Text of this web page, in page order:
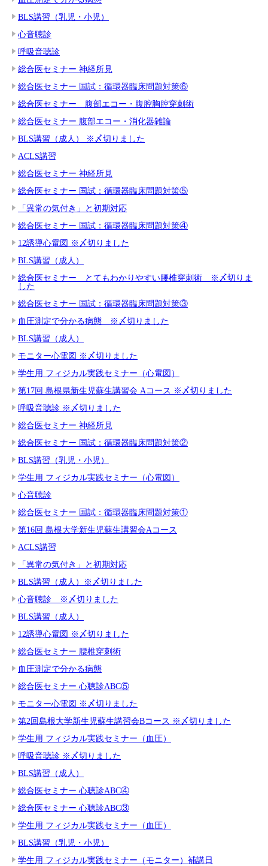
BLS講習（乳児・小児）
心音聴診
呼吸音聴診
総合医セミナー 神経所見
総合医セミナー 国試：循環器臨床問題対策⑥
総合医セミナー 腹部エコー・腹腔胸腔穿刺術
総合医セミナー 腹部エコー・消化器雑論
BLS講習（成人） ※〆切りました
ACLS講習
総合医セミナー 神経所見
総合医セミナー 国試：循環器臨床問題対策⑤
「異常の気付き」と初期対応
総合医セミナー 国試：循環器臨床問題対策④
12誘導心電図 ※〆切りました
BLS講習（成人）
総合医セミナー とてもわかりやすい腰椎穿刺術 ※〆切りま
した
総合医セミナー 国試：循環器臨床問題対策③
血圧測定で分かる病態 ※〆切りました
BLS講習（成人）
モニター心電図 ※〆切りました
学生用 フィジカル実践セミナー（心電図）
第17回 島根県新生児蘇生講習会 Aコース ※〆切りました
呼吸音聴診 ※〆切りました
総合医セミナー 神経所見
総合医セミナー 国試：循環器臨床問題対策②
BLS講習（乳児・小児）
学生用 フィジカル実践セミナー（心電図）
心音聴診
総合医セミナー 国試：循環器臨床問題対策①
第16回 島根大学新生児蘇生講習会Aコース
ACLS講習
「異常の気付き」と初期対応
BLS講習（成人）※〆切りました
心音聴診 ※〆切りました
BLS講習（成人）
12誘導心電図 ※〆切りました
総合医セミナー 腰椎穿刺術
血圧測定で分かる病態
総合医セミナー 心聴診ABC⑤
モニター心電図 ※〆切りました
第2回島根大学新生児蘇生講習会Bコース ※〆切りました
学生用 フィジカル実践セミナー（血圧）
呼吸音聴診 ※〆切りました
BLS講習（成人）
総合医セミナー 心聴診ABC④
総合医セミナー 心聴診ABC③
学生用 フィジカル実践セミナー（血圧）
BLS講習（乳児・小児）
学生用 フィジカル実践セミナー（モニター）補講日